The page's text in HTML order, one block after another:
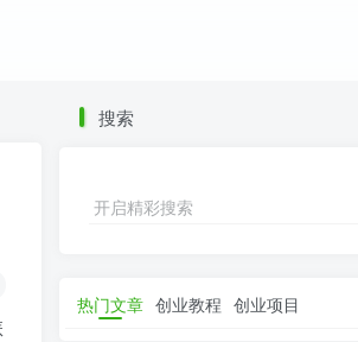
搜索
开启精彩搜索
热门文章 创业教程 创业项目